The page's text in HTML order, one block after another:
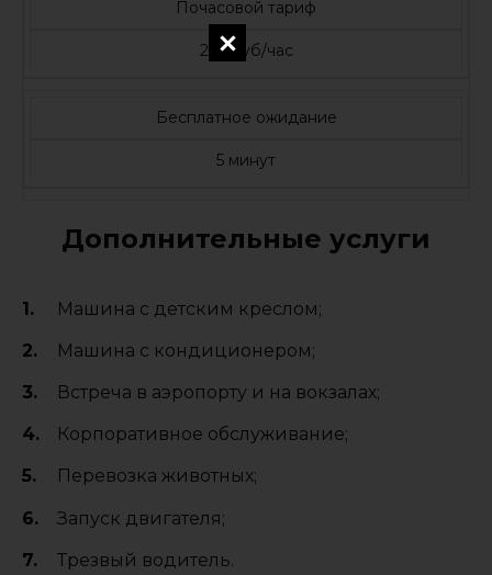
Почасовой тариф
250 руб/час
Бесплатное ожидание
5 минут
Дополнительные услуги
Машина с детским креслом;
Машина с кондиционером;
Встреча в аэропорту и на вокзалах;
Корпоративное обслуживание;
Перевозка животных;
Запуск двигателя;
Трезвый водитель.